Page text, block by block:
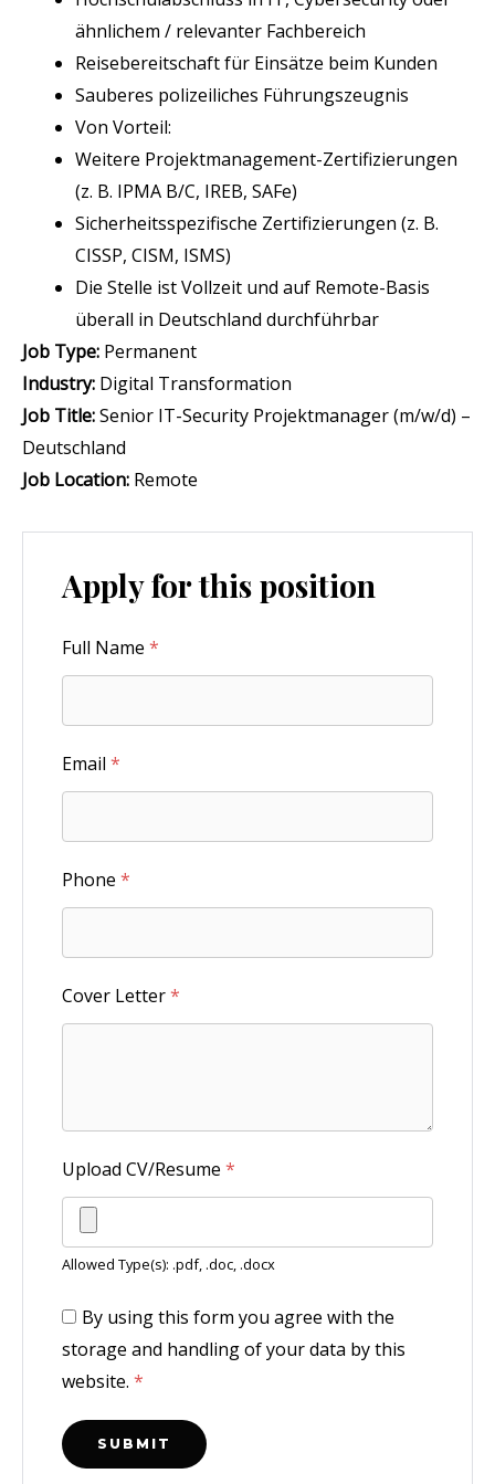
ähnlichem / relevanter Fachbereich
Reisebereitschaft für Einsätze beim Kunden
Sauberes polizeiliches Führungszeugnis
Von Vorteil:
Weitere Projektmanagement-Zertifizierungen
(z. B. IPMA B/C, IREB, SAFe)
Sicherheitsspezifische Zertifizierungen (z. B.
CISSP, CISM, ISMS)
Die Stelle ist Vollzeit und auf Remote-Basis
überall in Deutschland durchführbar
Job Type: Permanent
Industry: Digital Transformation
Job Title:Senior IT-Security Projektmanager (m/w/d) –
Deutschland
Job Location: Remote
Apply for this position
Full Name *
Email *
Phone *
Cover Letter*
Upload CV/Resume *
Allowed Type(s): .pdf, .doc, .docx
By using this form you agree with the
storage and handling of your data by this
website. *